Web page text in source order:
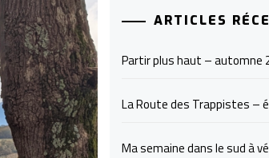
ARTICLES
Partir plus haut – automne
La Route des Trappistes –
Ma semaine dans le sud à